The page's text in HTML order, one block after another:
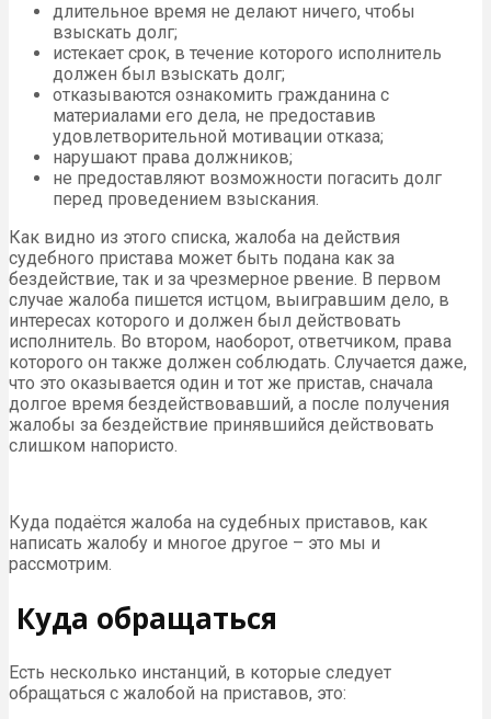
длительное время не делают ничего, чтобы
взыскать долг;
истекает срок, в течение которого исполнитель
должен был взыскать долг;
отказываются ознакомить гражданина с
материалами его дела, не предоставив
удовлетворительной мотивации отказа;
нарушают права должников;
не предоставляют возможности погасить долг
перед проведением взыскания.
Как видно из этого списка, жалоба на действия
судебного пристава может быть подана как за
бездействие, так и за чрезмерное рвение. В первом
случае жалоба пишется истцом, выигравшим дело, в
интересах которого и должен был действовать
исполнитель. Во втором, наоборот, ответчиком, права
которого он также должен соблюдать. Случается даже,
что это оказывается один и тот же пристав, сначала
долгое время бездействовавший, а после получения
жалобы за бездействие принявшийся действовать
слишком напористо.
Куда подаётся жалоба на судебных приставов, как
написать жалобу и многое другое – это мы и
рассмотрим.
Куда обращаться
Есть несколько инстанций, в которые следует
обращаться с жалобой на приставов, это: